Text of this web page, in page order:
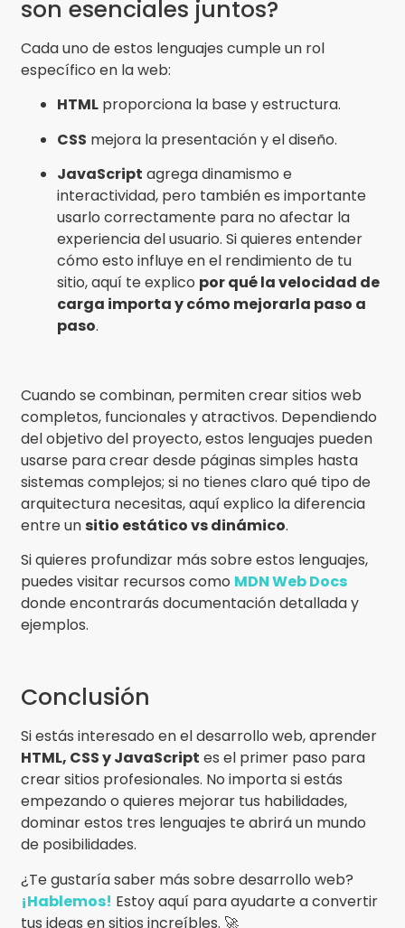
son esenciales juntos?
Cada uno de estos lenguajes cumple un rol
específico en la web:
HTML proporciona la base y estructura.
CSS mejora la presentación y el diseño.
JavaScript agrega dinamismo e
interactividad, pero también es importante
usarlo correctamente para no afectar la
experiencia del usuario. Si quieres entender
cómo esto influye en el rendimiento de tu
sitio, aquí te explico por qué la velocidad de
carga importa y cómo mejorarla paso a
paso.
Cuando se combinan, permiten crear sitios web
completos, funcionales y atractivos. Dependiendo
del objetivo del proyecto, estos lenguajes pueden
usarse para crear desde páginas simples hasta
sistemas complejos; si no tienes claro qué tipo de
arquitectura necesitas, aquí explico la diferencia
entre unsitio estático vs dinámico.
Si quieres profundizar más sobre estos lenguajes,
puedes visitar recursos como MDN Web Docs
donde encontrarás documentación detallada y
ejemplos.
Conclusión
Si estás interesado en el desarrollo web, aprender
HTML, CSS y JavaScript es el primer paso para
crear sitios profesionales. No importa si estás
empezando o quieres mejorar tus habilidades,
dominar estos tres lenguajes te abrirá un mundo
de posibilidades.
¿Te gustaría saber más sobre desarrollo web?
¡Hablemos! Estoy aquí para ayudarte a convertir
tus ideas en sitios increíbles. 🚀